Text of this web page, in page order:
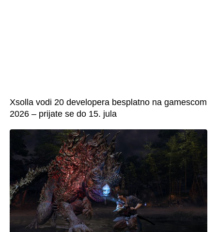
Xsolla vodi 20 developera besplatno na gamescom
2026 – prijate se do 15. jula